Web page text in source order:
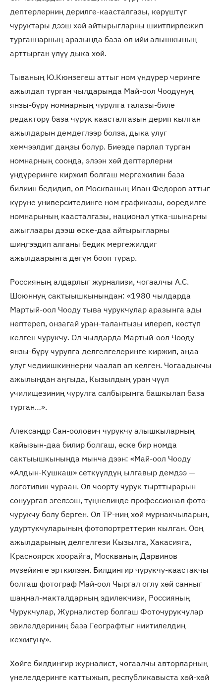
дептерлерниң дерилге-каасталгазы, көрүштүг
чуруктары дээш хөй айтырыгларны шиитпирлежип
турганнарның аразында база ол ийи алышкының
арттырган үлүү дыка хөй.
Тываның Ю.Кюнзегеш аттыг ном үндүрер черинге
ажылдап турган чылдарында Май-оол Чоодунуң
янзы-бүрү номнарның чурулга талазы-биле
редактору база чурук каасталгазын дерип кылган
ажылдарын демдеглээр болза, дыка улуг
хемчээлдиг даңзы болур. Биеэде парлап турган
номнарның соонда, элээн хөй дептерлерни
үндүреринге киржип болгаш мергежилин база
билиин бедидип, ол Москваның Иван Федоров аттыг
күрүне университединге ном графиказы, өөредилге
номнарының каасталгазы, национал утка-шынарны
ажыглаары дээш өске-даа айтырыгларны
шиңгээдип алганы бедик мергежилдиг
ажылдаарынга дөгүм бооп турар.
Россияның алдарлыг журнализи, чогаалчы А.С.
Шоюннуң сактыышкынындан: «1980 чылдарда
Мартый-оол Чооду тыва чурукчулар аразынга ады
нептереп, онзагай уран-талантызы илереп, көстүп
келген чурукчу. Ол чылдарда Мартый-оол Чооду
янзы-бүрү чурулга делгелгелеринге киржип, аңаа
улуг чедиишкиннерни чаалап ап келген. Чогаадыкчы
ажылындан аңгыда, Кызылдың уран чүүл
училищезиниң чурулга салбырынга башкылап база
турган…».
Александр Сан-оолович чурукчу алышкыларның
кайызын-даа билир болгаш, өске бир номда
сактыышкынында мынча дээн: «Май-оол Чооду
«Алдын-Кушкаш» сеткүүлдүң ылгавыр демдээ —
логотивин чураан. Ол чоорту чурук тырттырарын
сонуургап эгелээш, түңнелинде профессионал фото-
чурукчу болу берген. Ол ТР-ниң хөй мурнакчыларын,
удуртукчуларының фотопортреттерин кылган. Ооң
ажылдарының делгелгези Кызылга, Хакасияга,
Красноярск хоорайга, Москваның Дарвинов
музейинге эрткилээн. Билдингир чурукчу-каастакчы
болгаш фотограф Май-оол Чыргал оглу хөй санныг
шаңнал-макталдарның эдилекчизи, Россияның
Чурукчулар, Журналистер болгаш Фоточурукчулар
эвилелдериниң база Географтыг ниитилелдиң
кежигүнү».
Хөйге билдингир журналист, чогаалчы авторларның
үнелелдеринге каттыжып, республикавыста хөй-хөй